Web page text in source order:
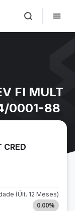
FI MULT
0001-88
CRED
(Últ. 12 Meses)
0.00%